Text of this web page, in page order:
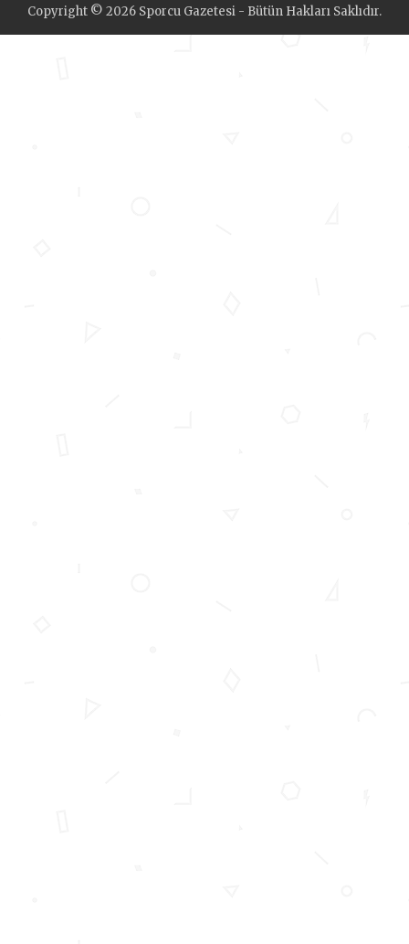
Copyright © 2026 Sporcu Gazetesi - Bütün Hakları Saklıdır.